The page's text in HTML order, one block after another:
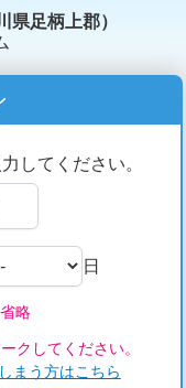
県足柄上郡）
してください。
日
略
クしてください。
まう方はこちら